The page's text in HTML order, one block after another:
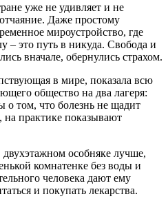
уже не удивляет и не
Даже простому
мироустройство, где
– это путь в никуда. Свобода и
вначале, обернулись страхом.
в мире, показала всю
общество на два лагеря:
о том, что болезнь не щадит
на практике показывают
особняке лучше,
комнатенке без воды и
человека дают ему
и покупать лекарства.